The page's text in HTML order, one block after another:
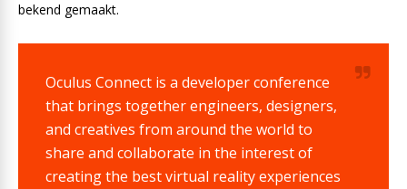
bekend gemaakt.
Oculus Connect is a developer conference
that brings together engineers, designers,
and creatives from around the world to
share and collaborate in the interest of
creating the best virtual reality experiences